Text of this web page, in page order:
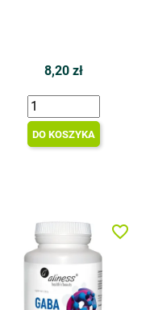
8,20 zł
DO KOSZYKA
favorite_border